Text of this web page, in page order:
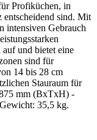
Profiküchen, in
sind. Mit
intensiven Gebrauch
und bietet eine
sind für
14 bis 28 cm
Stauraum für
mm (BxTxH) -
35,5 kg.